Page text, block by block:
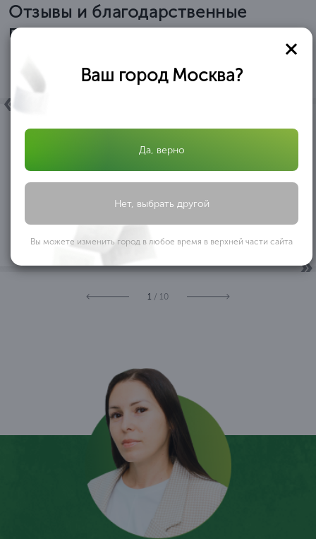
Отзывы и благодарственные
письма
«АФРИКАНТОВА И ПАРТНЕРЫ» ООО «АФРИКАНТОВА И
ПАРТНЕРЫ» в лице директора Африкантовой Александры
Ивановны, действующей на основании Устава, выражает
благодарность ООО ОБРАЗОВАТЕЛЬНЫЙ ЦЕНТР
ООО «АФРИКАНТОВА И ПАРТНЕРЫ»
1 / 10
Ваш город Москва?
Да, верно
Нет, выбрать другой
Вы можете изменить город в любое время в верхней части сайта